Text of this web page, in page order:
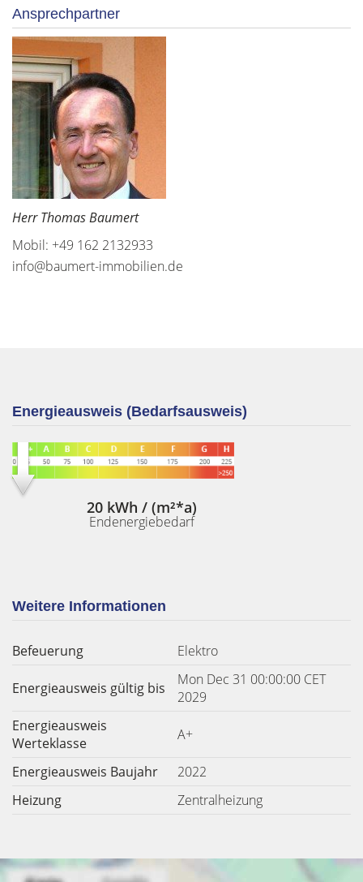
Ansprechpartner
Herr Thomas Baumert
Mobil: +49 162 2132933
info@baumert-immobilien.de
Energieausweis (Bedarfsausweis)
20 kWh / (m²*a)
Endenergiebedarf
Weitere Informationen
Befeuerung Elektro
Energieausweis gültig bis
Mon Dec 31 00:00:00 CET
2029
Energieausweis
Werteklasse
A+
Energieausweis Baujahr
2022
Heizung
Zentralheizung